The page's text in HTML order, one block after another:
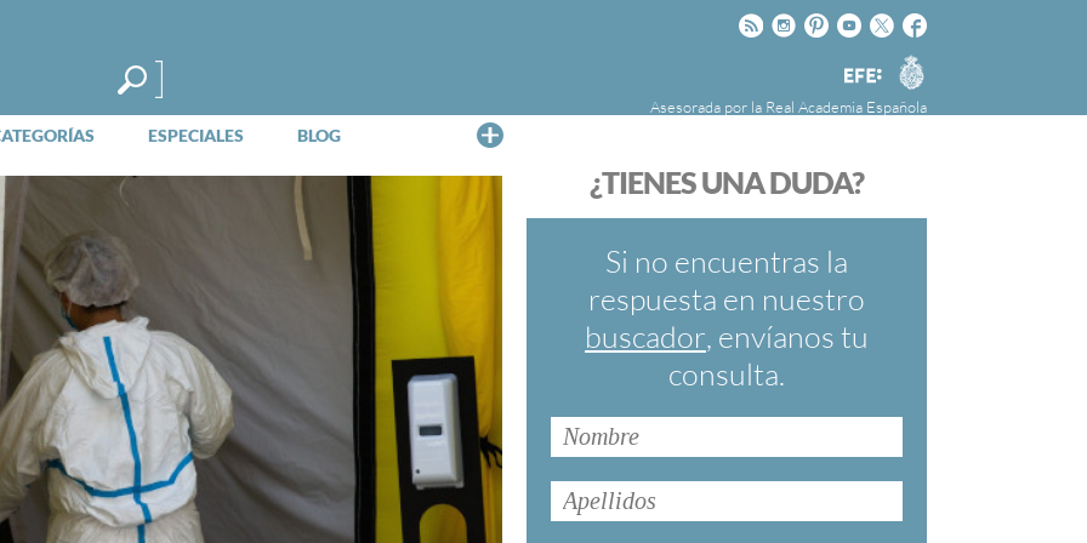
Facebook
Twitter
Youtube
Pinteres
Instagram
Rss
Agencia
EFE
Asesorada por la Real Academia Española
ESPECIALES BLOG
FundéuRAE es una fundación patrocinada por
cuyo objetivo es colaborar con el buen uso del
español en los medios de comunicación y en
Internet.
¿TIENES UNA DUDA?
Si no encuentras la
respuesta en nuestro
buscador, envíanos tu
consulta.